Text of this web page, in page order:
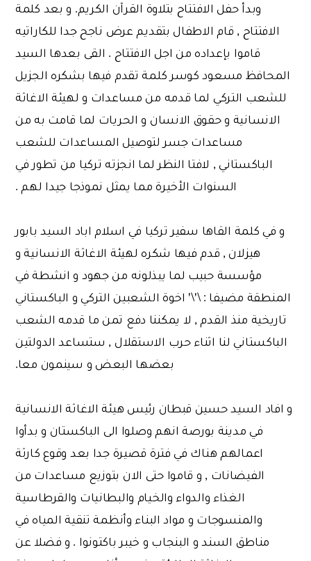
وبدأ حفل الافتتاح بتلاوة القرآن الكريم. و بعد كلمة
الافتتاح , قام الاطفال بتقديم عرض ناجح جدا للكاراتيه
قاموا بإعداده من اجل الافتتاح . القى بعدها السيد
المحافظ مسعود كوسر كلمة تقدم فيها بشكره الجزيل
للشعب التركي لما قدمه من مساعدات و لهيئة الاغاثة
الانسانية و حقوق الانسان و الحريات لما قامت به من
مساعدات جسر لتوصيل المساعدات للشعب
الباكستاني , لافتا النظر لما انجزته تركيا من تطور في
السنوات الأخيرة مما يمثل نموذجا جيدا لهم .
و في كلمة القاها سفير تركيا في اسلام اباد السيد بابور
هيزلان , قدم فيها شكره لهيئة الاغاثة الانسانية و
مؤسسة حبيب لما يبذلونه من جهود و انشطة في
المنطقة مضيفا : \'\' اخوة الشعبين التركي و الباكستاني
تاريخية منذ القدم , لا يمكننا دفع تمن ما قدمه الشعب
الباكستاني لنا اثناء حرب الاستقلال , ستساعد الدولتين
بعضها البعض و سينمون معا.
و افاد السيد حسين قبطان رئيس هيئة الاغاثة الانسانية
في مدينة بورصة انهم وصلوا الى الباكستان و بدأوا
اعمالهم هناك في فترة قصيرة جدا بعد وقوع كارثة
الفيضانات , و قاموا حتى الان بتوزيع مساعدات من
الغذاء والدواء والخيام والبطانيات والقرطاسية
والمنسوجات و مواد البناء وأنظمة تنقية المياه في
مناطق السند و البنجاب و خيبر باكتونوا . و فضلا عن